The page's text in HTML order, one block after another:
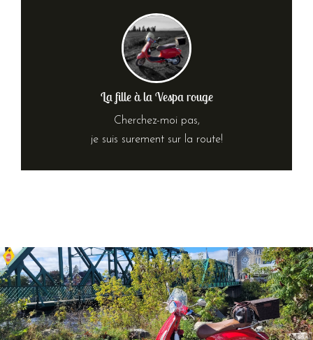
La fille à la Vespa rouge
Cherchez-moi pas,
je suis surement sur la route!